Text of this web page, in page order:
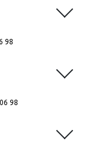
Open
98
Open
98
Open